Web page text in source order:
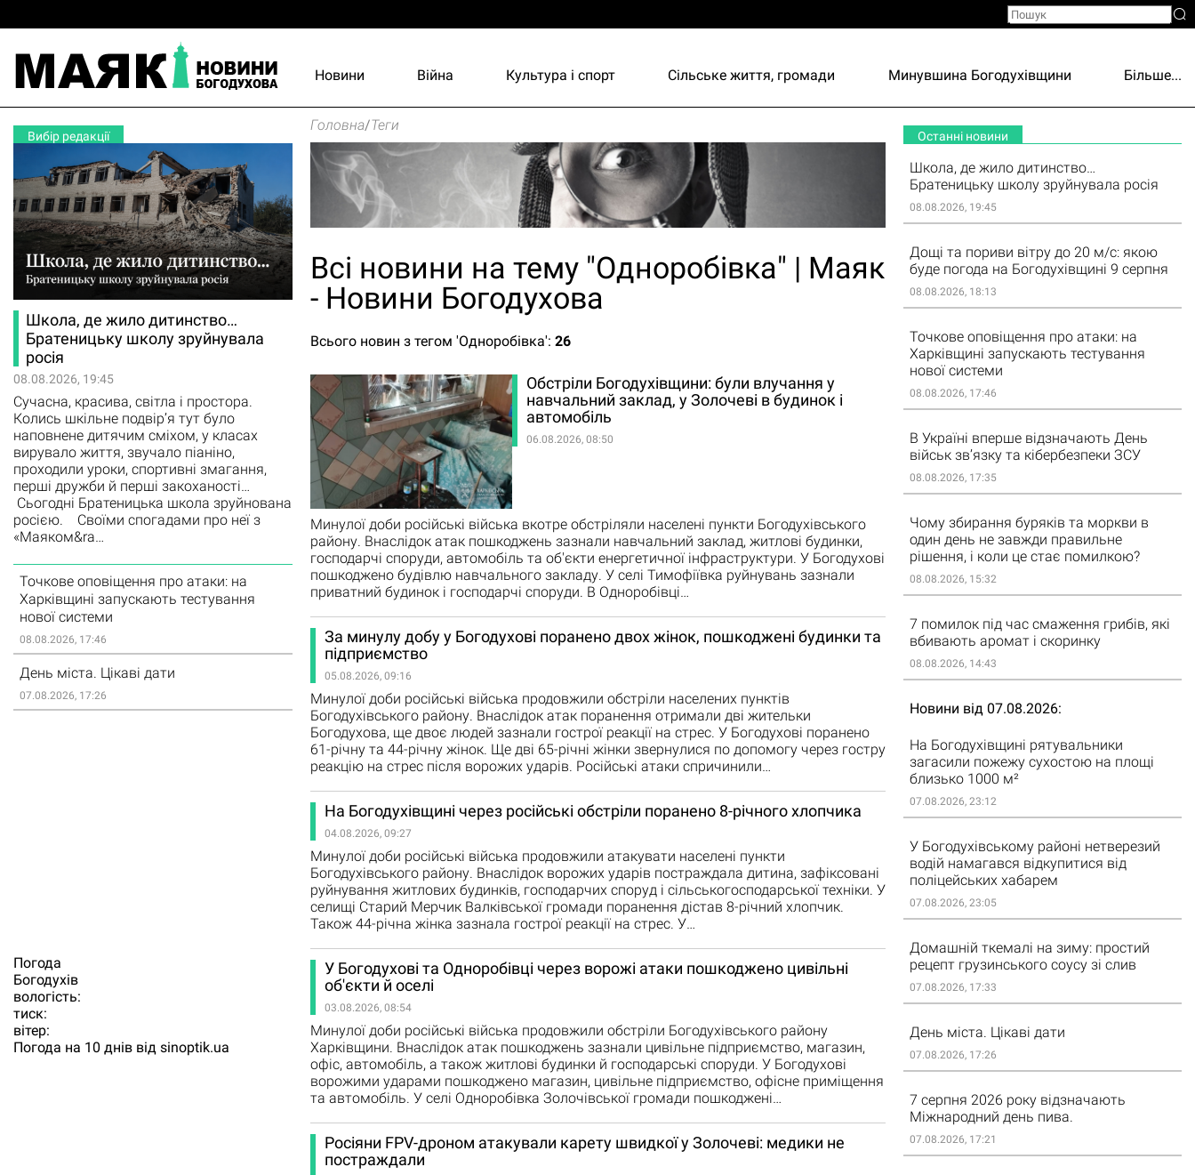
Новини Війна Культура і спорт Сільське життя, громади Минувшина Богодухівщини Більше...
Вибір редакції
Школа, де жило дитинство…
Братеницьку школу зруйнувала
росія
08.08.2026, 19:45
Сучасна, красива, світла і простора.
Колись шкільне подвір’я тут було
наповнене дитячим сміхом, у класах
вирувало життя, звучало піаніно,
проходили уроки, спортивні змагання,
перші дружби й перші закоханості…
Сьогодні Братеницька школа зруйнована
росією. Своїми спогадами про неї з
«Маяком&ra…
Точкове оповіщення про атаки: на
Харківщині запускають тестування
нової системи
08.08.2026, 17:46
День міста. Цікаві дати
07.08.2026, 17:26
Погода
Богодухiв
вологість:
тиск:
вітер:
Погода на 10 днів від sinoptik.ua
Головна/Теги
Всі новини на тему "Одноробівка" | Маяк
- Новини Богодухова
Всього новин з тегом 'Одноробівка': 26
Обстріли Богодухівщини: були влучання у
навчальний заклад, у Золочеві в будинок і
автомобіль
06.08.2026, 08:50
Минулої доби російські війська вкотре обстріляли населені пункти Богодухівського
району. Внаслідок атак пошкоджень зазнали навчальний заклад, житлові будинки,
господарчі споруди, автомобіль та об'єкти енергетичної інфраструктури. У Богодухові
пошкоджено будівлю навчального закладу. У селі Тимофіївка руйнувань зазнали
приватний будинок і господарчі споруди. В Одноробівці…
За минулу добу у Богодухові поранено двох жінок, пошкоджені будинки та
підприємство
05.08.2026, 09:16
Минулої доби російські війська продовжили обстріли населених пунктів
Богодухівського району. Внаслідок атак поранення отримали дві жительки
Богодухова, ще двоє людей зазнали гострої реакції на стрес. У Богодухові поранено
61-річну та 44-річну жінок. Ще дві 65-річні жінки звернулися по допомогу через гостру
реакцію на стрес після ворожих ударів. Російські атаки спричинили…
На Богодухівщині через російські обстріли поранено 8-річного хлопчика
04.08.2026, 09:27
Минулої доби російські війська продовжили атакувати населені пункти
Богодухівського району. Внаслідок ворожих ударів постраждала дитина, зафіксовані
руйнування житлових будинків, господарчих споруд і сільськогосподарської техніки. У
селищі Старий Мерчик Валківської громади поранення дістав 8-річний хлопчик.
Також 44-річна жінка зазнала гострої реакції на стрес. У…
У Богодухові та Одноробівці через ворожі атаки пошкоджено цивільні
об'єкти й оселі
03.08.2026, 08:54
Минулої доби російські війська продовжили обстріли Богодухівського району
Харківщини. Внаслідок атак пошкоджень зазнали цивільне підприємство, магазин,
офіс, автомобіль, а також житлові будинки й господарські споруди. У Богодухові
ворожими ударами пошкоджено магазин, цивільне підприємство, офісне приміщення
та автомобіль. У селі Одноробівка Золочівської громади пошкоджені…
Росіяни FPV-дроном атакували карету швидкої у Золочеві: медики не
постраждали
Останні новини
Школа, де жило дитинство…
Братеницьку школу зруйнувала росія
08.08.2026, 19:45
Дощі та пориви вітру до 20 м/с: якою
буде погода на Богодухівщині 9 серпня
08.08.2026, 18:13
Точкове оповіщення про атаки: на
Харківщині запускають тестування
нової системи
08.08.2026, 17:46
В Україні вперше відзначають День
військ зв’язку та кібербезпеки ЗСУ
08.08.2026, 17:35
Чому збирання буряків та моркви в
один день не завжди правильне
рішення, і коли це стає помилкою?
08.08.2026, 15:32
7 помилок під час смаження грибів, які
вбивають аромат і скоринку
08.08.2026, 14:43
Новини від 07.08.2026
На Богодухівщині рятувальники
загасили пожежу сухостою на площі
близько 1000 м²
07.08.2026, 23:12
У Богодухівському районі нетверезий
водій намагався відкупитися від
поліцейських хабарем
07.08.2026, 23:05
Домашній ткемалі на зиму: простий
рецепт грузинського соусу зі слив
07.08.2026, 17:33
День міста. Цікаві дати
07.08.2026, 17:26
7 серпня 2026 року відзначають
Міжнародний день пива.
07.08.2026, 17:21